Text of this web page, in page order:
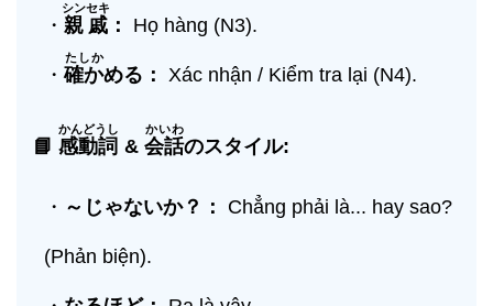
・ 親戚
シンセキ
： Họ hàng (N3).
・確か
たしか
める： Xác nhận / Kiểm tra lại (N4).
📘 感動詞
かんどうし
& 会話
かいわ
のスタイル:
・ ～じゃないか？： Chẳng phải là... hay sao?
(Phản biện).